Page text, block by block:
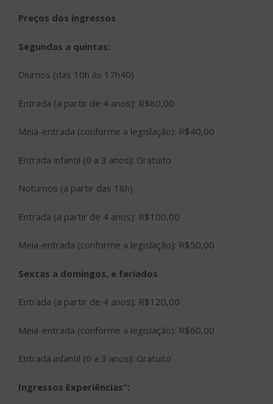
Preços dos ingressos
Segundas a quintas:
Diurnos (das 10h às 17h40)
Entrada (a partir de 4 anos): R$80,00
Meia-entrada (conforme a legislação): R$40,00
Entrada infantil (0 a 3 anos): Gratuito
Noturnos (a partir das 18h)
Entrada (a partir de 4 anos): R$100,00
Meia-entrada (conforme a legislação): R$50,00
Sextas a domingos, e feriados
Entrada (a partir de 4 anos): R$120,00
Meia-entrada (conforme a legislação): R$60,00
Entrada infantil (0 a 3 anos): Gratuito
Ingressos Experiências”: